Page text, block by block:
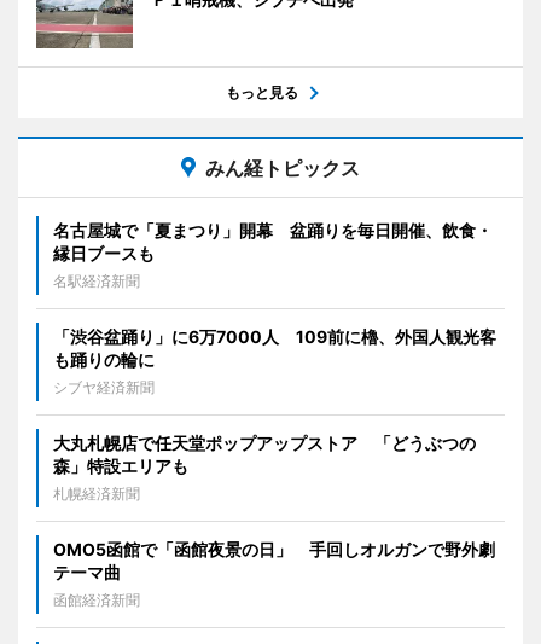
もっと見る
みん経トピックス
名古屋城で「夏まつり」開幕 盆踊りを毎日開催、飲食・
縁日ブースも
名駅経済新聞
「渋谷盆踊り」に6万7000人 109前に櫓、外国人観光客
も踊りの輪に
シブヤ経済新聞
大丸札幌店で任天堂ポップアップストア 「どうぶつの
森」特設エリアも
札幌経済新聞
OMO5函館で「函館夜景の日」 手回しオルガンで野外劇
テーマ曲
函館経済新聞